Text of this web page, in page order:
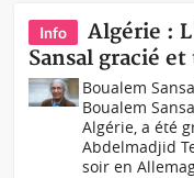
Info
Algérie :
Sansal gracié
Boualem
Boualem
Algérie, a été
Abdelmadjid
soir en